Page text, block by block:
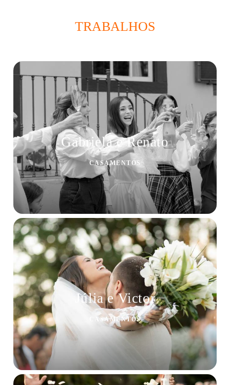
TRABALHOS
Gabriela e Renato
CASAMENTOS
Júlia e Victor
CASAMENTOS